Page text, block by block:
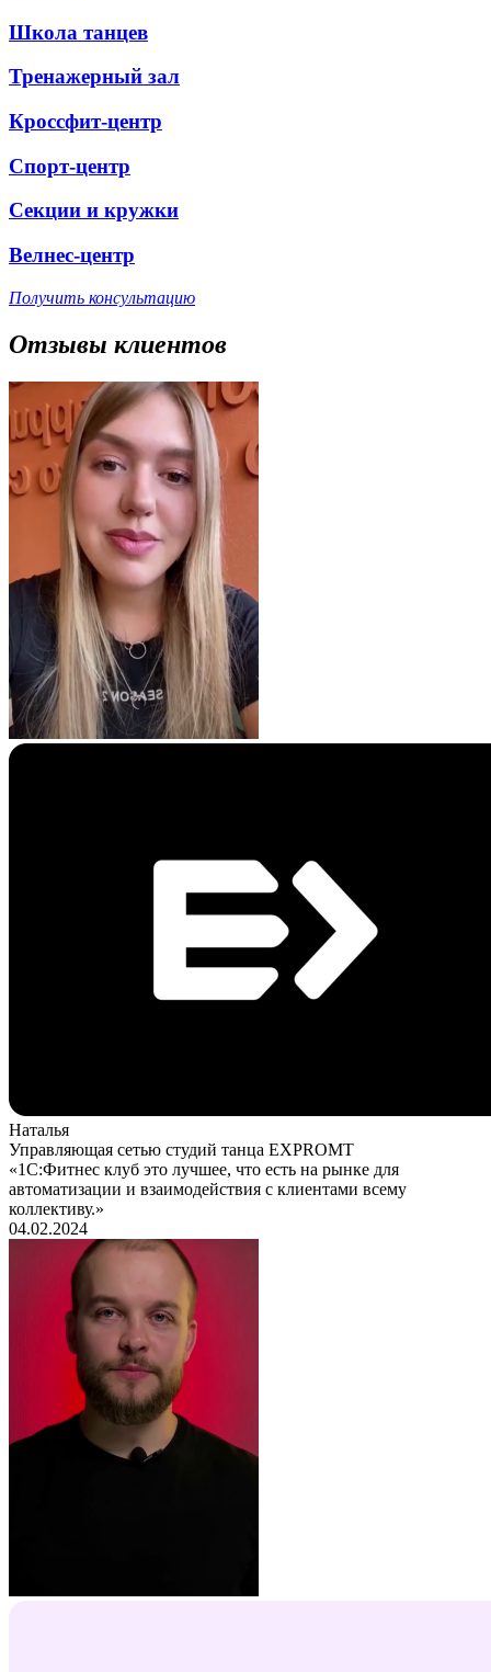
Школа танцев
Тренажерный зал
Кроссфит-центр
Спорт-центр
Секции и кружки
Велнес-центр
Получить консультацию
Отзывы клиентов
Наталья
Управляющая сетью студий танца EXPROMT
«1С:Фитнес клуб это лучшее, что есть на рынке для
автоматизации и взаимодействия с клиентами всему
коллективу.»
04.02.2024